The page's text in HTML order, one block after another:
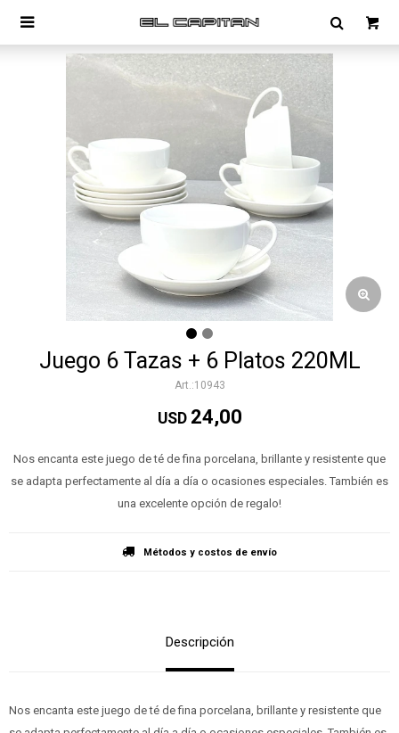

Juego 6 Tazas + 6 Platos 220ML
10943
USD 24,00
Nos encanta este juego de té de fina porcelana, brillante y resistente que
se adapta perfectamente al día a día o ocasiones especiales. También es
una excelente opción de regalo!
Métodos y costos de envío
Descripción
Nos encanta este juego de té de fina porcelana, brillante y resistente que